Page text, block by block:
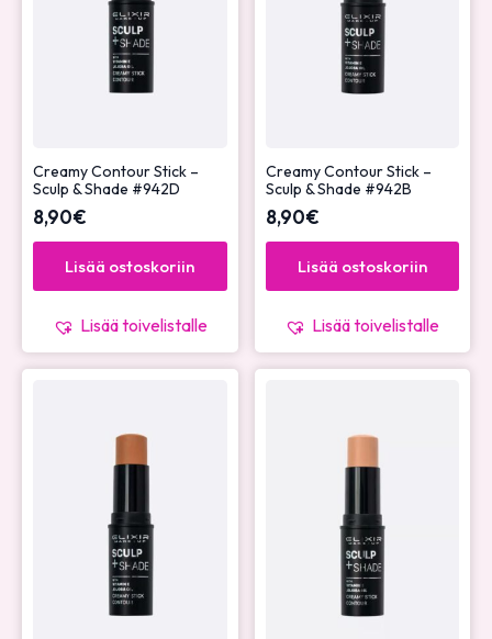
Creamy Contour Stick –
Sculp & Shade #942D
8,90€
Lisää ostoskoriin
Lisää toivelistalle
Creamy Contour Stick –
Sculp & Shade #942B
8,90€
Lisää ostoskoriin
Lisää toivelistalle